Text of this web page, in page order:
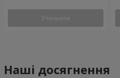
Уточнити
Наші досягнення